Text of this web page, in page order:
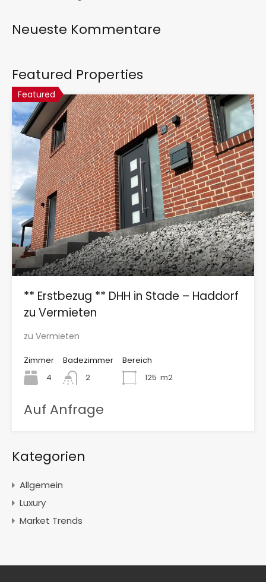
Neueste Kommentare
Featured Properties
Featured
** Erstbezug ** DHH in Stade – Haddorf
zu Vermieten
zu Vermieten
Zimmer
4
Badezimmer
2
Bereich
125 m2
Auf Anfrage
Kategorien
Allgemein
Luxury
Market Trends